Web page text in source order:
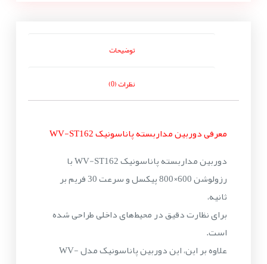
توضیحات
نظرات (0)
معرفی دوربین مداربسته پاناسونیک WV-ST162
دوربین مداربسته پاناسونیک WV-ST162 با
رزولوشن 600×800 پیکسل و سرعت 30 فریم بر
ثانیه،
برای نظارت دقیق در محیط‌های داخلی طراحی شده
است.
علاوه بر این، این دوربین پاناسونیک مدل WV-